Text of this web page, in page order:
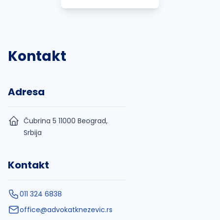
Kontakt
Adresa
Čubrina 5 11000 Beograd,
Srbija
Kontakt
011 324 6838
office@advokatknezevic.rs